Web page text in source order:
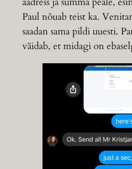
Paul nõuab teist ka.
saadan sama pildi uuesti.
väidab, et midagi on